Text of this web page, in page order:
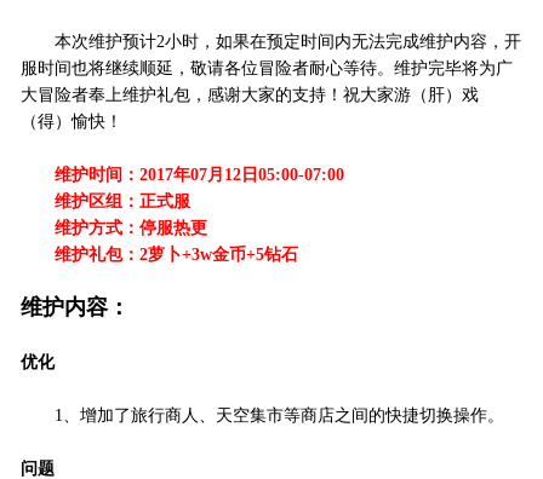
本次维护预计2小时，如果在预定时间内无法完成维护内容，开
服时间也将继续顺延，敬请各位冒险者耐心等待。维护完毕将为广
大冒险者奉上维护礼包，感谢大家的支持！祝大家游（肝）戏
（得）愉快！
维护时间：2017年07月12日05:00-07:00
维护区组：正式服
维护方式：停服热更
维护礼包：2萝卜+3w金币+5钻石
维护内容：
优化
1、增加了旅行商人、天空集市等商店之间的快捷切换操作。
问题